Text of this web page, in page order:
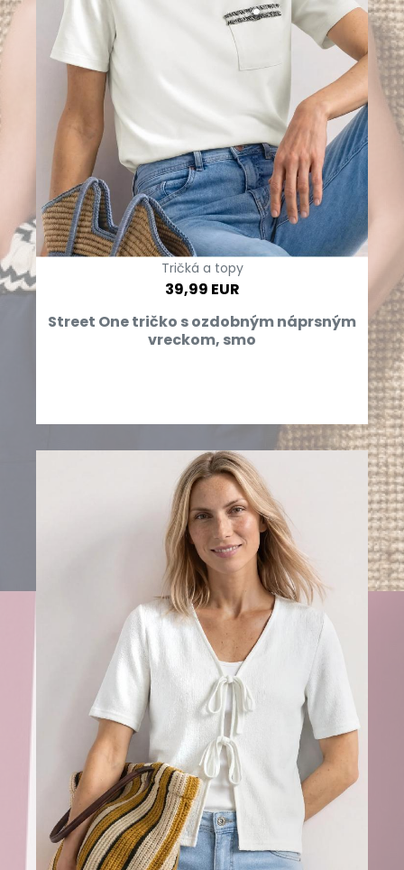
Tričká a topy
39,99 EUR
Street One tričko s ozdobným náprsným
vreckom, smo